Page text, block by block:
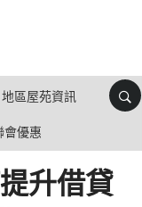
地區屋苑資訊
會優惠
升借貸